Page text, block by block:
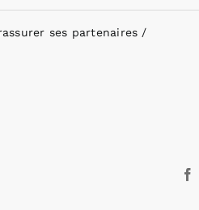
ses partenaires